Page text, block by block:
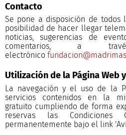
Contacto
Se pone a disposición de todos
posibilidad de hacer llegar
noticias, sugerencias de
comentarios, a
electrónico
Utilización de la Página Web
La navegación y el uso de la
servicios contenidos en la
gratuito cumpliendo de forma
reservas las Condiciones
permanentemente bajo el link '